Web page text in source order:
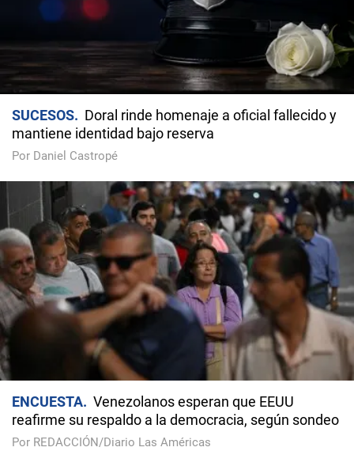
SUCESOS
Doral rinde homenaje a oficial fallecido y
mantiene identidad bajo reserva
Por Daniel Castropé
ENCUESTA
Venezolanos esperan que EEUU
reafirme su respaldo a la democracia, según sondeo
Por REDACCIÓN/Diario Las Américas